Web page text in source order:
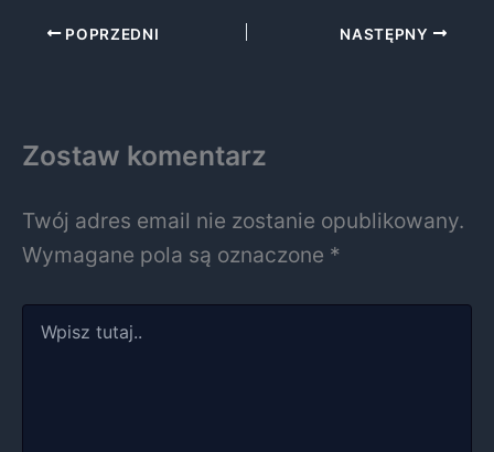
POPRZEDNI NASTĘPNY
Zostaw komentarz
Twój adres email nie zostanie opublikowany.
Wymagane pola są oznaczone *
tutaj..